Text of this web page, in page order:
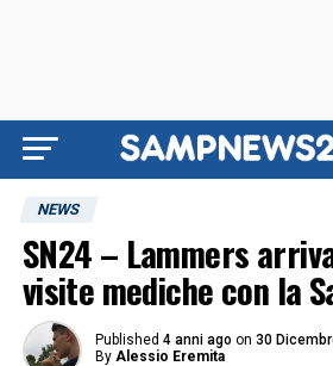
NEWS
SN24 – Lammers
visite mediche con la
Published 4 anni ago on 30
By Alessio Eremita